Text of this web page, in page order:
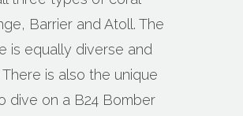
Barrier and Atoll. The
is equally diverse and
There is also the unique
dive on a B24 Bomber